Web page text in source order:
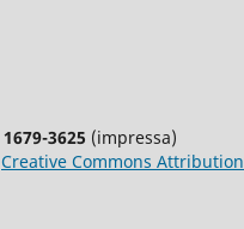
1679-3625 (impressa)
Creative Commons